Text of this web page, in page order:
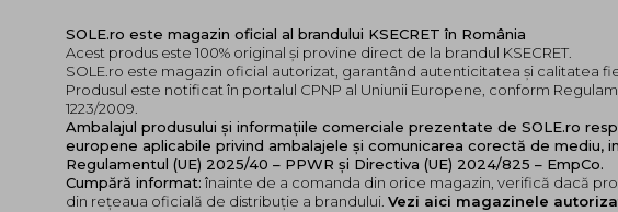
SOLE.ro este magazin oficial al brandului KSECRET în România
Acest produs este 100% original și provine direct de la brandul KSECRET.
SOLE.ro este magazin oficial autorizat, garantând autenticitatea și calitatea
Produsul este notificat în portalul CPNP al Uniunii Europene, conform
1223/2009.
Ambalajul produsului și informațiile comerciale prezentate de SOLE.ro
europene aplicabile privind ambalajele și comunicarea corectă de mediu,
Regulamentul (UE) 2025/40 – PPWR și Directiva (UE) 2024/825 – EmpCo.
Cumpără informat: înainte de a comanda din orice magazin, verifică dacă
din rețeaua oficială de distribuție a brandului. Vezi aici magazinele